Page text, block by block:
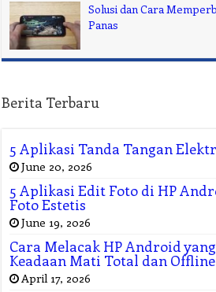
Solusi dan Cara
Panas
Berita Terbaru
5 Aplikasi Tanda Tangan
June 20, 2026
5 Aplikasi Edit Foto di HP
Foto Estetis
June 19, 2026
Cara Melacak HP Android
Keadaan Mati Total dan Offline
April 17, 2026